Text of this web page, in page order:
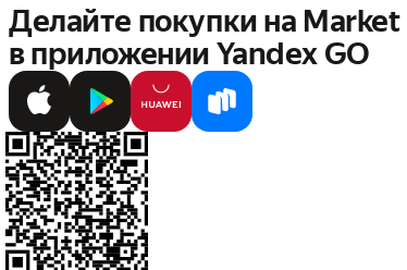
Делайте покупки на Market
в приложении Yandex GO